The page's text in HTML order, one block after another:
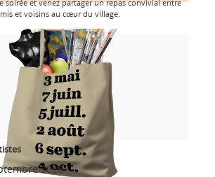
soirée et venez partager un repas convivial entre
et voisins au cœur du village.
2026